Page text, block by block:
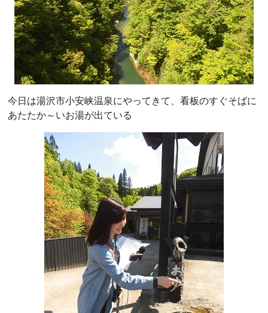
今日は湯沢市小安峡温泉にやってきて、看板のすぐそばに
あたたか～いお湯が出ている